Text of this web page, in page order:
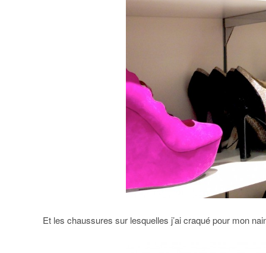
Et les chaussures sur lesquelles j’ai craqué pour mon